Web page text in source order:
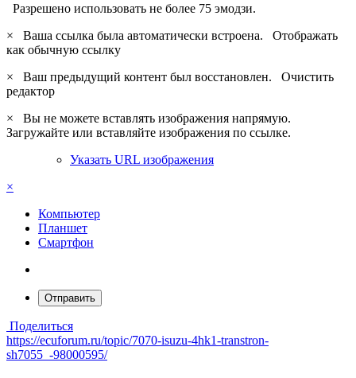
Разрешено использовать не более 75 эмодзи.
×
Ваша ссылка была автоматически встроена. Отображать
как обычную ссылку
×
Ваш предыдущий контент был восстановлен. Очистить
редактор
×
Вы не можете вставлять изображения напрямую.
Загружайте или вставляйте изображения по ссылке.
Указать URL изображения
×
Компьютер
Планшет
Смартфон
Отправить
Поделиться
https://ecuforum.ru/topic/7070-isuzu-4hk1-transtron-
sh7055_-98000595/